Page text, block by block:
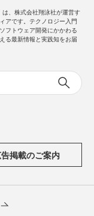
は、株式会社翔泳社が運営す
アです。テクノロジー入門
フトウェア開発にかかわる
る最新情報と実践知をお届
掲載のご案内